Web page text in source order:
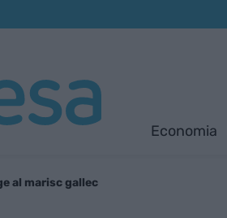
Economia
al marisc gallec